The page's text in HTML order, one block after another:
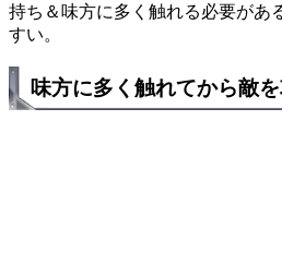
持ち＆味方に多く触れる必要があ
すい。
味方に多く触れてから敵